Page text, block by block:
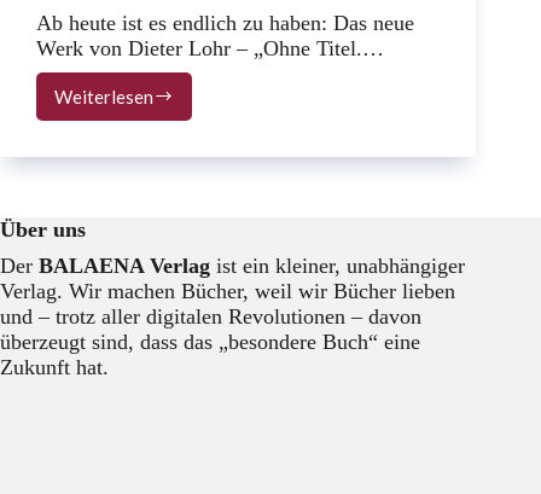
Ab heute ist es endlich zu haben: Das neue
Werk von Dieter Lohr – „Ohne Titel.…
Weiterlesen
3..
2..
Über uns
Der BALAENA Verlag ist ein kleiner, unabhängiger
Verlag. Wir machen Bücher, weil wir Bücher lieben
und – trotz aller digitalen Revolutionen – davon
überzeugt sind, dass das „besondere Buch“ eine
Zukunft hat.